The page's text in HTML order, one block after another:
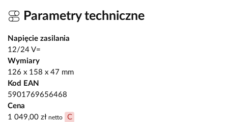
Parametry techniczne
Napięcie zasilania
12/24 V=
Wymiary
126 x 158 x 47 mm
Kod EAN
5901769656468
Cena
1 049,00 zł netto C